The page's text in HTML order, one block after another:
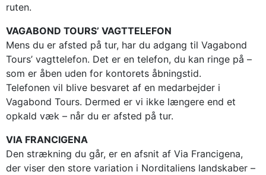
ruten.
VAGABOND TOURS’ VAGTTELEFON
Mens du er afsted på tur, har du adgang til Vagabond
Tours’ vagttelefon. Det er en telefon, du kan ringe på –
som er åben uden for kontorets åbningstid.
Telefonen vil blive besvaret af en medarbejder i
Vagabond Tours. Dermed er vi ikke længere end et
opkald væk – når du er afsted på tur.
VIA FRANCIGENA
Den strækning du går, er en afsnit af Via Francigena,
der viser den store variation i Norditaliens landskaber –